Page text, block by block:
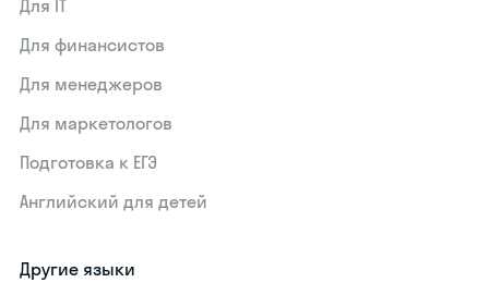
Для IT
Для финансистов
Для менеджеров
Для маркетологов
Подготовка к ЕГЭ
Английский для детей
Другие языки